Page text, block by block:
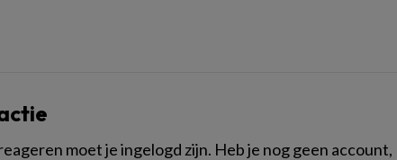
moet je ingelogd zijn. Heb je nog geen account,